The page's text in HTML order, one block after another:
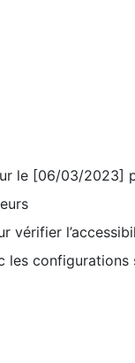
le [06/03/2023]
vérifier
les configurations